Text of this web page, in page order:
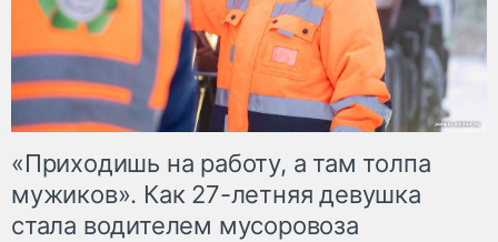
«Приходишь на работу, а там толпа
мужиков». Как 27-летняя девушка
стала водителем мусоровоза